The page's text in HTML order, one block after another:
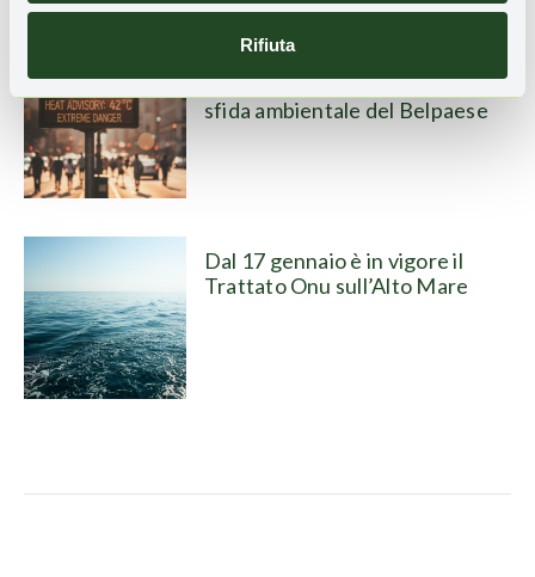
Rifiuta
L’Italia verde a metà, tra record
e fragilità. Nel rapporto Ispra, la
sfida ambientale del Belpaese
Dal 17 gennaio è in vigore il
Trattato Onu sull’Alto Mare